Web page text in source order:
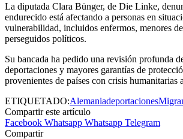
La diputada Clara Bünger, de Die Linke,
endurecido está afectando a personas en
vulnerabilidad, incluidos enfermos, menores
perseguidos políticos.
Su bancada ha pedido una revisión profunda
deportaciones y mayores garantías de
provenientes de países con crisis humanitarias
ETIQUETADO:Alemaniadeportaciones
Compartir este artículo
Facebook Whatsapp Whatsapp Telegram
Compartir